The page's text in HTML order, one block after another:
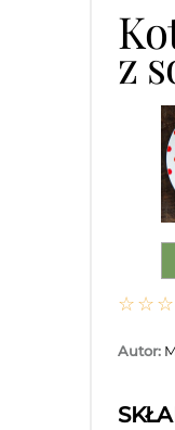
z
☆
☆
☆
Autor: